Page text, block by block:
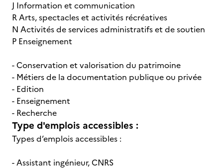
J Information et communication
R Arts, spectacles et activités récréatives
N Activités de services administratifs et de soutien
P Enseignement
- Conservation et valorisation du patrimoine
- Métiers de la documentation publique ou privée
- Edition
- Enseignement
- Recherche
Type d'emplois accessibles :
Types d’emplois accessibles :
- Assistant ingénieur, CNRS